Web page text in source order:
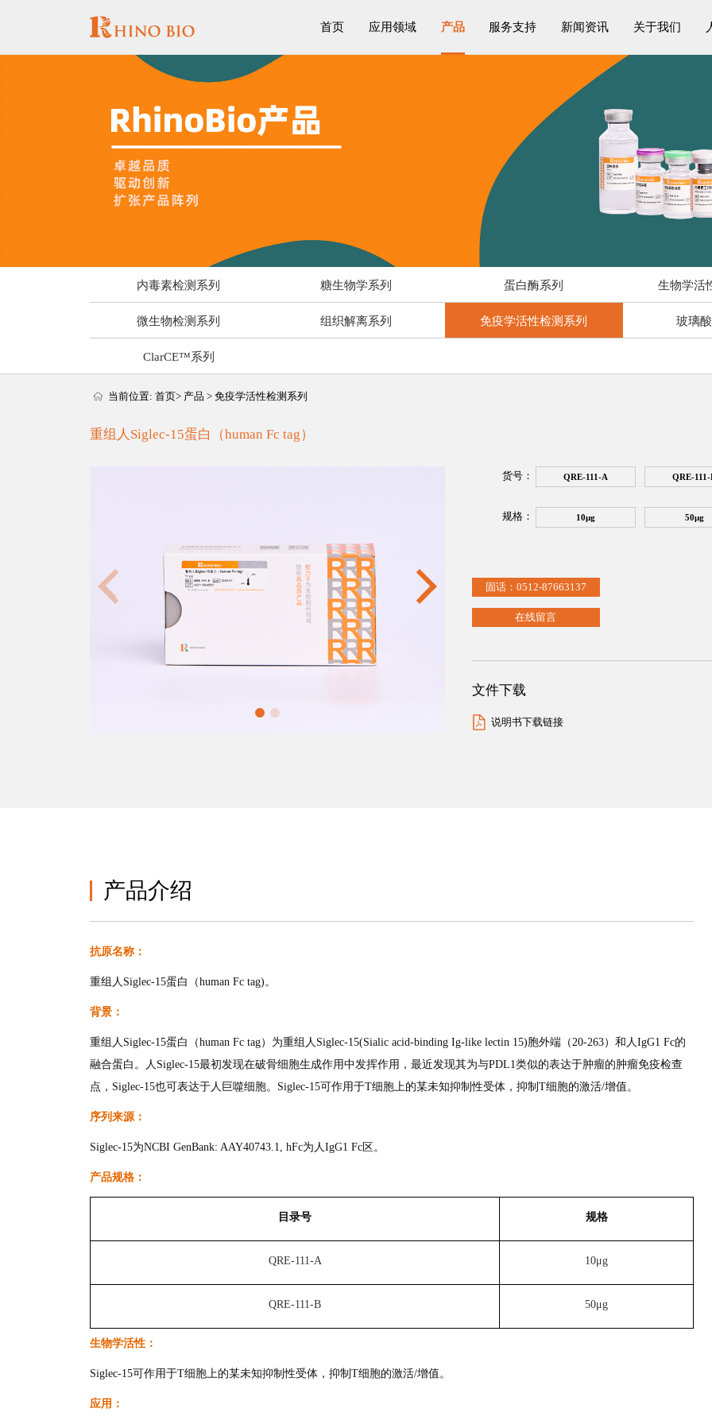
首页 应用领域 产品 服务支持 新闻资讯 关于我们
内毒素检测系列 糖生物学系列 蛋白酶系列 生物学活
微生物检测系列 组织解离系列 免疫学活性检测系列 玻璃
ClarCE™系列
当前位置:首页> 产品 >免疫学活性检测系列
重组人Siglec-15蛋白（human Fc tag）
货号： QRE-111-A QRE-111-
规格： 10μg 50μg
固话：0512-87663137
在线留言
文件下载
说明书下载链接
产品介绍
抗原名称：
重组人Siglec-15蛋白（human Fc tag)。
背景：
重组人Siglec-15蛋白（human Fc tag）为重组人Siglec-15(Sialic acid-binding Ig-like lectin 15)胞外端（20-263）和人IgG1 Fc的
融合蛋白。人Siglec-15最初发现在破骨细胞生成作用中发挥作用，最近发现其为与PDL1类似的表达于肿瘤的肿瘤免疫检查
点，Siglec-15也可表达于人巨噬细胞。Siglec-15可作用于T细胞上的某未知抑制性受体，抑制T细胞的激活/增值。
序列来源：
Siglec-15为NCBI GenBank: AAY40743.1, hFc为人IgG1 Fc区。
产品规格：
目录号 规格
QRE-111-A 10μg
QRE-111-B 50μg
生物学活性：
Siglec-15可作用于T细胞上的某未知抑制性受体，抑制T细胞的激活/增值。
应用：